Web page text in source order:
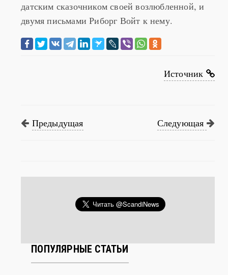
шестью письмами , написанными знаменитым
датским сказочником своей возлюбленной, и
двумя письмами Риборг Войт к нему.
ПОПУЛЯРНЫЕ СТАТЬИ